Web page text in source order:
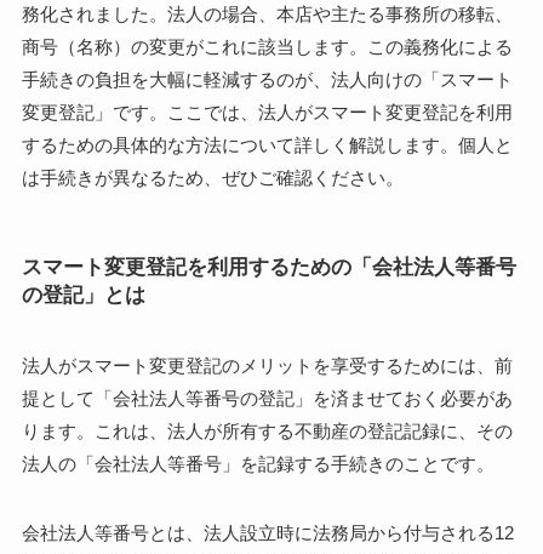
務化されました。法人の場合、本店や主たる事務所の移転、
商号（名称）の変更がこれに該当します。この義務化による
手続きの負担を大幅に軽減するのが、法人向けの「スマート
変更登記」です。ここでは、法人がスマート変更登記を利用
するための具体的な方法について詳しく解説します。個人と
は手続きが異なるため、ぜひご確認ください。
スマート変更登記を利用するための「会社法人等番号
の登記」とは
法人がスマート変更登記のメリットを享受するためには、前
提として「会社法人等番号の登記」を済ませておく必要があ
ります。これは、法人が所有する不動産の登記記録に、その
法人の「会社法人等番号」を記録する手続きのことです。
会社法人等番号とは、法人設立時に法務局から付与される12